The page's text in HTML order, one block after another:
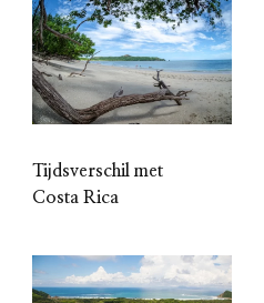
Tijdsverschil met
Costa Rica